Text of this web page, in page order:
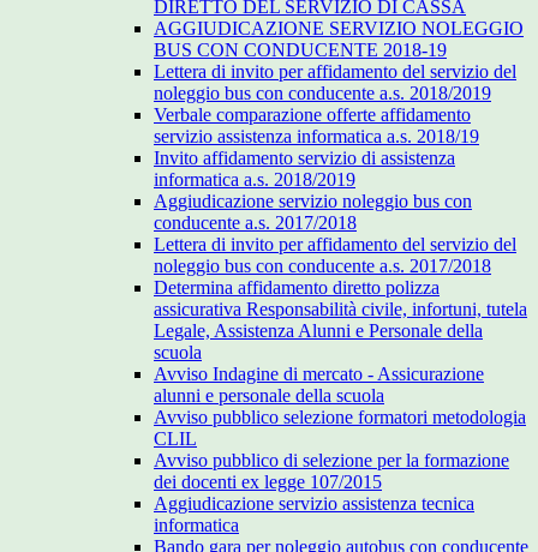
DIRETTO DEL SERVIZIO DI CASSA
AGGIUDICAZIONE SERVIZIO NOLEGGIO
BUS CON CONDUCENTE 2018-19
Lettera di invito per affidamento del servizio del
noleggio bus con conducente a.s. 2018/2019
Verbale comparazione offerte affidamento
servizio assistenza informatica a.s. 2018/19
Invito affidamento servizio di assistenza
informatica a.s. 2018/2019
Aggiudicazione servizio noleggio bus con
conducente a.s. 2017/2018
Lettera di invito per affidamento del servizio del
noleggio bus con conducente a.s. 2017/2018
Determina affidamento diretto polizza
assicurativa Responsabilità civile, infortuni, tutela
Legale, Assistenza Alunni e Personale della
scuola
Avviso Indagine di mercato - Assicurazione
alunni e personale della scuola
Avviso pubblico selezione formatori metodologia
CLIL
Avviso pubblico di selezione per la formazione
dei docenti ex legge 107/2015
Aggiudicazione servizio assistenza tecnica
informatica
Bando gara per noleggio autobus con conducente